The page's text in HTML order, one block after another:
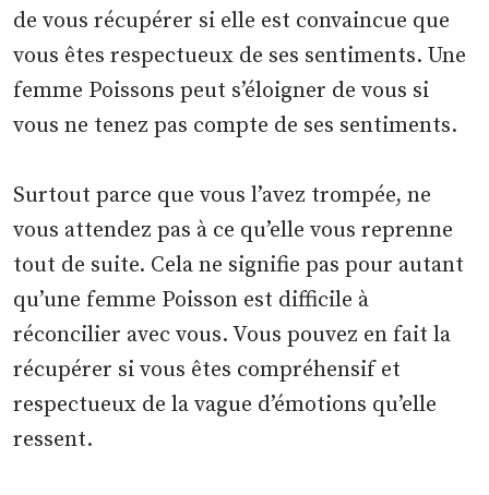
de vous récupérer si elle est convaincue que
vous êtes respectueux de ses sentiments. Une
femme Poissons peut s’éloigner de vous si
vous ne tenez pas compte de ses sentiments.
Surtout parce que vous l’avez trompée, ne
vous attendez pas à ce qu’elle vous reprenne
tout de suite. Cela ne signifie pas pour autant
qu’une femme Poisson est difficile à
réconcilier avec vous. Vous pouvez en fait la
récupérer si vous êtes compréhensif et
respectueux de la vague d’émotions qu’elle
ressent.